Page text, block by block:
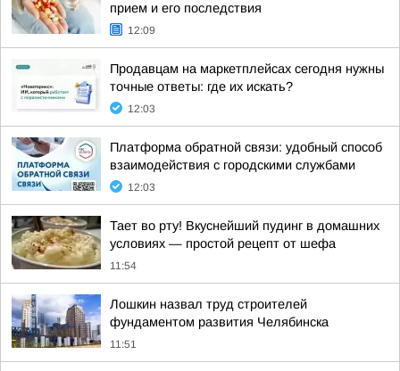
прием и его последствия
12:09
Продавцам на маркетплейсах сегодня нужны
точные ответы: где их искать?
12:03
Платформа обратной связи: удобный способ
взаимодействия с городскими службами
12:03
Тает во рту! Вкуснейший пудинг в домашних
условиях — простой рецепт от шефа
11:54
Лошкин назвал труд строителей
фундаментом развития Челябинска
11:51